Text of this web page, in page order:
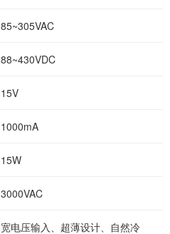
85~305VAC
88~430VDC
15V
1000mA
15W
3000VAC
宽电压输入、超薄设计、自然冷